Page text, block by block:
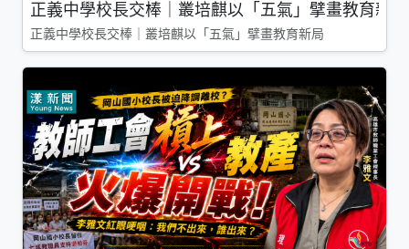
正義中學校長交棒｜叢培麒以「五氣」擘畫教育新局
正義中學校長交棒｜叢培麒以「五氣」擘畫教育新局